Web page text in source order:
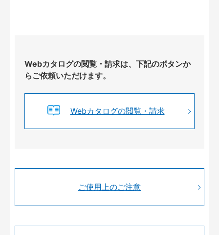
Webカタログの閲覧・請求は、下記のボタンか
らご依頼いただけます。
Webカタログの閲覧・請求
ご使用上のご注意